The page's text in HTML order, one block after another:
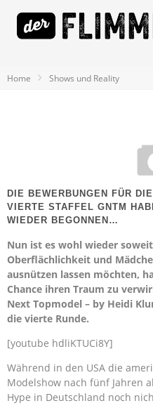
Home Shows und Reality
DIE BEWERBUNGEN FÜR DIE
VIERTE STAFFEL GNTM
WIEDER BEGONNEN…
Nun ist es wohl wieder
Oberflächlichkeit und
ausnützen lassen möchten,
Chance ihren Traum zu
Next Topmodel – by Heidi
die vierte Runde.
[youtube hdliKTUCi8Y]
Während in den USA die
Modelshow nach fünf Jahren
Hype in Deutschland noch